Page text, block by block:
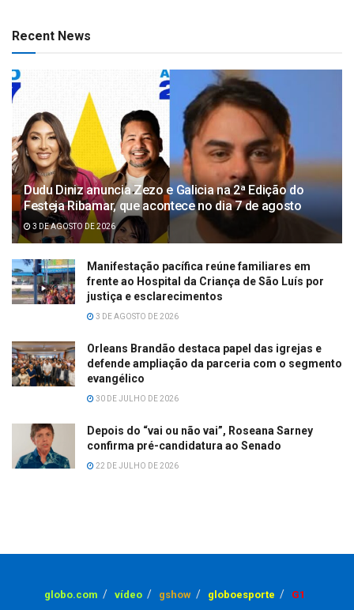
Recent News
Dudu Diniz anuncia Zezo e Galicia na 2ª Edição do
Festeja Ribamar, que acontece no dia 7 de agosto
3 DE AGOSTO DE 2026
Manifestação pacífica reúne familiares em
frente ao Hospital da Criança de São Luís por
justiça e esclarecimentos
3 DE AGOSTO DE 2026
Orleans Brandão destaca papel das igrejas e
defende ampliação da parceria com o segmento
evangélico
30 DE JULHO DE 2026
Depois do “vai ou não vai”, Roseana Sarney
confirma pré-candidatura ao Senado
22 DE JULHO DE 2026
globo.com vídeo gshow globoesporte G1